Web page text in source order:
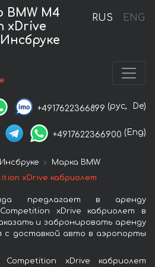
RUS ENG
M4
xDrive
+4917622366899 (рус, De)
+4917622366900 (Eng)
Марка BMW
xDrive кабриолет
предлагает в аренду
xDrive кабриолет в
и забронировать аренду
с доставкой авто в аэропорты
xDrive кабриолет